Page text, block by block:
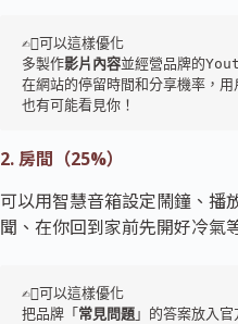
✍🏼可以這樣優化
多製作影片內容並經營品牌的
在網站的停留時間和分享機率，
也有可能看見你！
2. 房間（25%）
可以用智慧音箱設定鬧鐘、播
聞、在你回到家前先開好冷氣
✍🏼可以這樣優化
把品牌「 常見問題 」的答案放入